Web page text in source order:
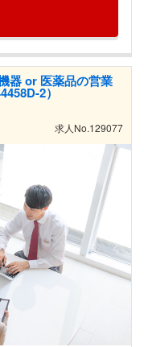
器 or 医薬品の営業
2）
求人No.129077